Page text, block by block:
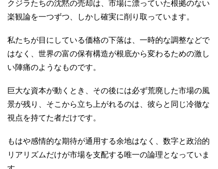
クジラたちの沈黙の売却は、市場に漂っていた根拠のない
楽観論を一つずつ、しかし確実に削り取っています。
私たちが目にしている価格の下落は、一時的な調整などで
はなく、世界の富の保有構造が根底から変わるための激し
い陣痛のようなものです。
巨大な資本が動くとき、その後には必ず荒廃した市場の風
景が残り、そこから立ち上がれるのは、彼らと同じ冷徹な
視点を持てた者だけです。
もはや感情的な期待が通用する余地はなく、数字と政治的
リアリズムだけが市場を支配する唯一の論理となっていま